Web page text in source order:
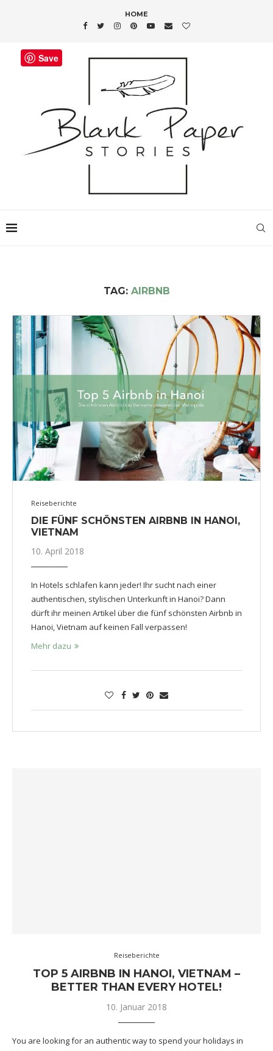
HOME
TAG: AIRBNB
Reiseberichte
DIE FÜNF SCHÖNSTEN AIRBNB IN HANOI,
VIETNAM
10. April 2018
In Hotels schlafen kann jeder! Ihr sucht nach einer
authentischen, stylischen Unterkunft in Hanoi? Dann
dürft ihr meinen Artikel über die fünf schönsten Airbnb in
Hanoi, Vietnam auf keinen Fall verpassen!
Mehr dazu
Reiseberichte
TOP 5 AIRBNB IN HANOI, VIETNAM –
BETTER THAN EVERY HOTEL!
10. Januar 2018
You are looking for an authentic way to spend your holidays in
Save